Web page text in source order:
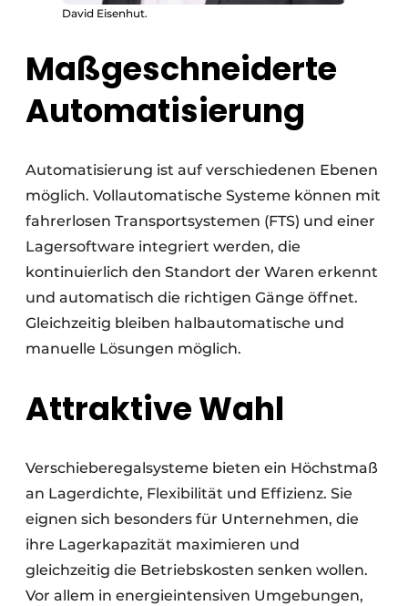
David Eisenhut.
Maßgeschneiderte
Automatisierung
Automatisierung ist auf verschiedenen Ebenen
möglich. Vollautomatische Systeme können mit
fahrerlosen Transportsystemen (FTS) und einer
Lagersoftware integriert werden, die
kontinuierlich den Standort der Waren erkennt
und automatisch die richtigen Gänge öffnet.
Gleichzeitig bleiben halbautomatische und
manuelle Lösungen möglich.
Attraktive Wahl
Verschieberegalsysteme bieten ein Höchstmaß
an Lagerdichte, Flexibilität und Effizienz. Sie
eignen sich besonders für Unternehmen, die
ihre Lagerkapazität maximieren und
gleichzeitig die Betriebskosten senken wollen.
Vor allem in energieintensiven Umgebungen,